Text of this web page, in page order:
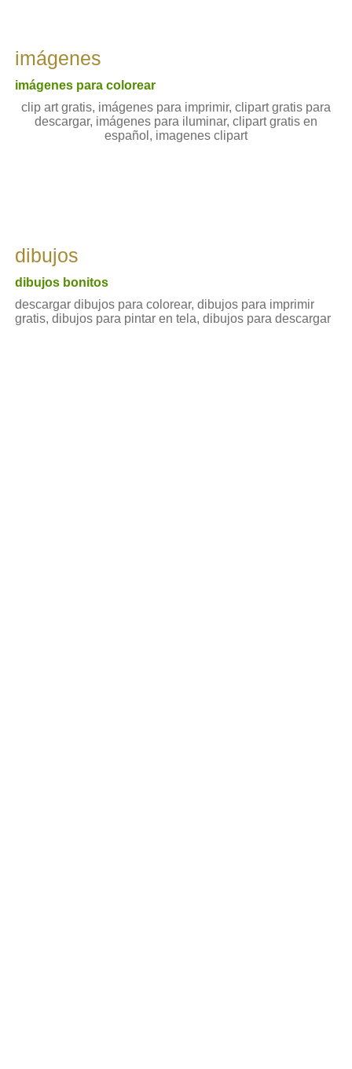
imágenes
imágenes para colorear
clip art gratis, imágenes para imprimir, clipart gratis para
descargar, imágenes para iluminar, clipart gratis en
español, imagenes clipart
dibujos
dibujos bonitos
descargar dibujos para colorear, dibujos para imprimir
gratis, dibujos para pintar en tela, dibujos para descargar